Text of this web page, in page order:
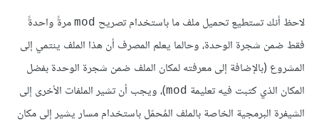
لاحظ أنك تستطيع تحميل ملف ما باستخدام تصريح mod مرةً واحدةً
فقط ضمن شجرة الوحدة، وحالما يعلم المصرف أن هذا الملف ينتمي إلى
المشروع (بالإضافة إلى معرفته لمكان الملف ضمن شجرة الوحدة بفضل
المكان الذي كتبت فيه تعليمة mod)، ويجب أن تشير الملفات الأخرى إلى
الشيفرة البرمجية الخاصة بالملف المُحمّل باستخدام مسار يشير إلى مكان